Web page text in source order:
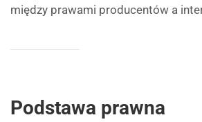
między prawami producentów a
Podstawa prawna